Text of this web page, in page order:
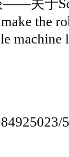
——关于
the